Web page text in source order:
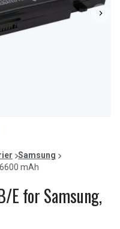
Samsung
mAh
E for Samsung,